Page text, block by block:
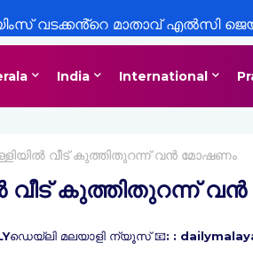
വടക്കൻ്റെ മാതാവ് എൽസി
വെള്ളാപ്പാട്ട്,
India International
വീട് കുത്തിതുറന്ന് വൻ മോഷണം
വീട് കുത്തിതുറന്ന്
മലയാളി ന്യൂസ് 📧: :